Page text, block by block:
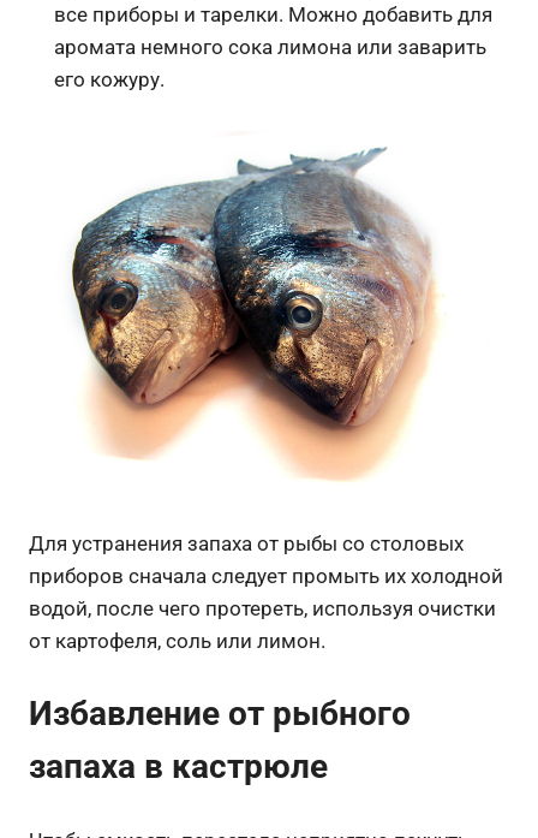
все приборы и тарелки. Можно добавить для
аромата немного сока лимона или заварить
его кожуру.
Для устранения запаха от рыбы со столовых
приборов сначала следует промыть их холодной
водой, после чего протереть, используя очистки
от картофеля, соль или лимон.
Избавление от рыбного
запаха в кастрюле